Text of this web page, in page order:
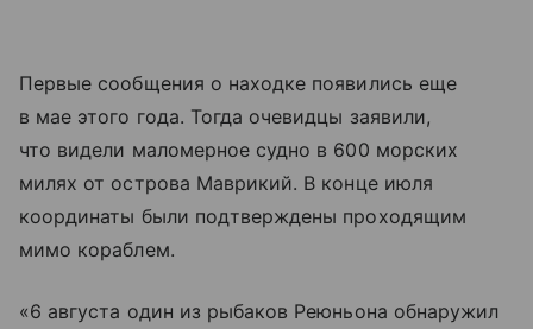
Первые сообщения о находке появились еще
в мае этого года. Тогда очевидцы заявили,
что видели маломерное судно в 600 морских
милях от острова Маврикий. В конце июля
координаты были подтверждены проходящим
мимо кораблем.
«6 августа один из рыбаков Реюньона обнаружил